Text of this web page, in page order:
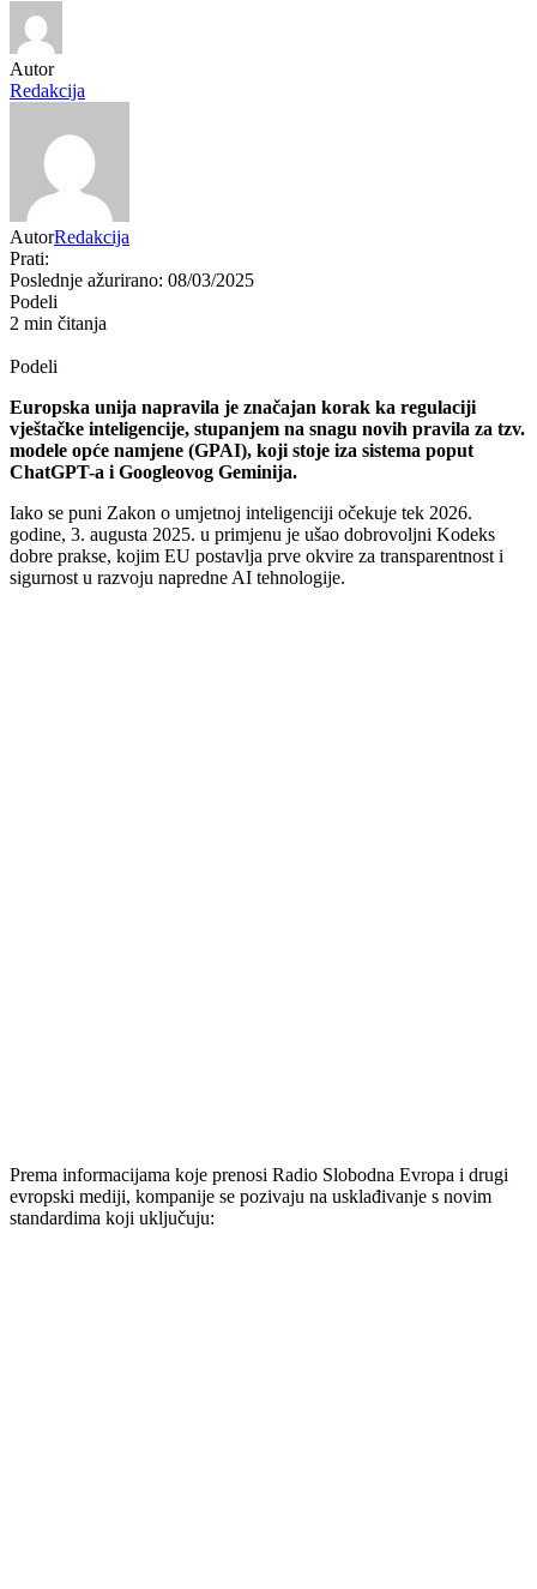
Autor
Redakcija
AutorRedakcija
Prati:
Poslednje ažurirano: 08/03/2025
Podeli
2 min čitanja
Podeli
Europska unija napravila je značajan korak ka regulaciji
vještačke inteligencije, stupanjem na snagu novih pravila za tzv.
modele opće namjene (GPAI), koji stoje iza sistema poput
ChatGPT-a i Googleovog Geminija.
Iako se puni Zakon o umjetnoj inteligenciji očekuje tek 2026.
godine, 3. augusta 2025. u primjenu je ušao dobrovoljni Kodeks
dobre prakse, kojim EU postavlja prve okvire za transparentnost i
sigurnost u razvoju napredne AI tehnologije.
Prema informacijama koje prenosi Radio Slobodna Evropa i drugi
evropski mediji, kompanije se pozivaju na usklađivanje s novim
standardima koji uključuju: